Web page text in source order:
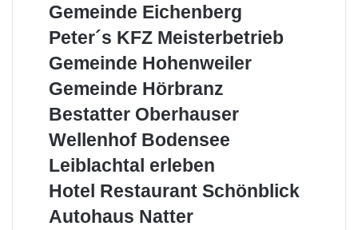
GmbH
Gemeinde
Gemeinde Eichenberg
Peter
KFZ
Meisterbetrieb
Peter´s KFZ Meisterbetrieb
Gemeinde
Gemeinde Hohenweiler
Gemeinde
Gemeinde Hörbranz
Bestatter
Bestatter Oberhauser
Wellenhof
Wellenhof Bodensee
Leiblachtal
Leiblachtal erleben
Hotel
Schönblick
Hotel Restaurant Schönblick
Autohaus
Autohaus Natter